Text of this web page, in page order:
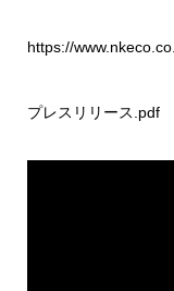
https://
プレスリリース.pdf